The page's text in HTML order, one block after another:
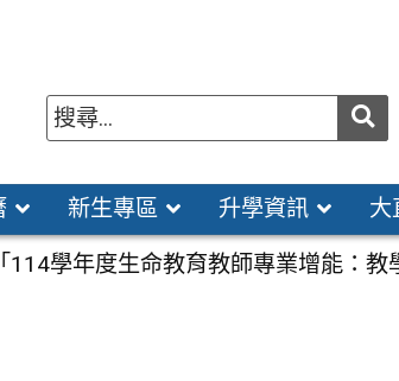
送
新生專區 升學資訊 大
學年度生命教育教師專業增能：